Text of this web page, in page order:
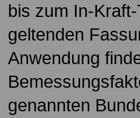
bis zum In-
geltenden
Anwendung
genannten